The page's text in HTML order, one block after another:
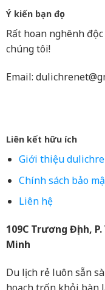
Ý kiến bạn đọc
Rất hoan nghênh
chúng tôi!
Email:
Liên kết hữu ích
Giới thiệu dulichre
Chính sách bảo
Liên hệ
109C Trương Định, P.
Minh
Du lịch rẻ luôn sẵn